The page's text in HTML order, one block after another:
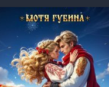
НЕ
ПРЕДЛАГАТЬ